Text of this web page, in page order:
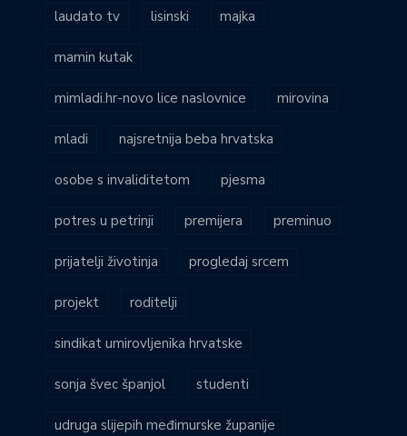
laudato tv lisinski majka
mamin kutak
mimladi.hr-novo lice naslovnice mirovina
mladi najsretnija beba hrvatska
osobe s invaliditetom pjesma
potres u petrinji premijera preminuo
prijatelji životinja progledaj srcem
projekt roditelji
sindikat umirovljenika hrvatske
sonja švec španjol studenti
udruga slijepih međimurske županije